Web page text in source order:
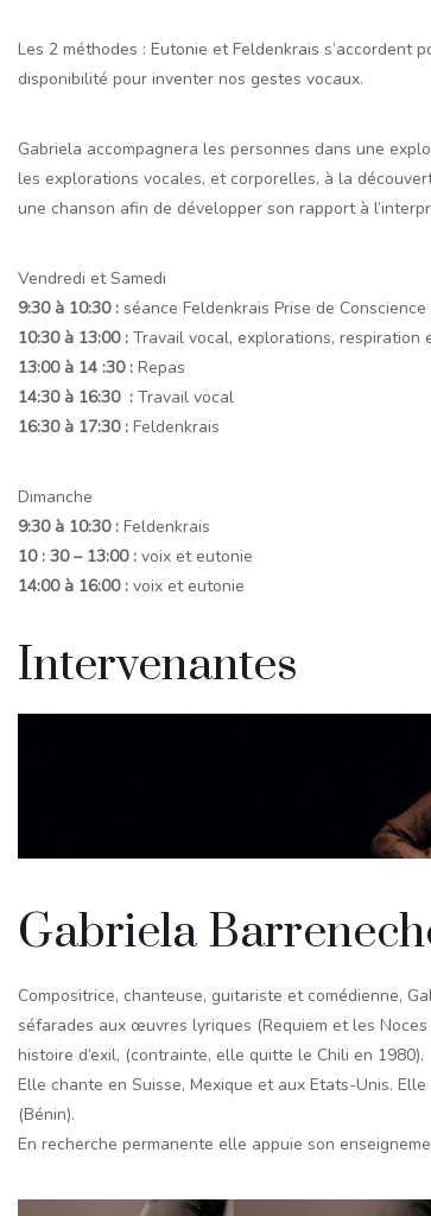
Les 2 méthodes : Eutonie et Feldenkrais s’accordent
disponibilité pour inventer nos gestes vocaux.
Gabriela accompagnera les personnes dans une
les explorations vocales, et corporelles, à la
une chanson afin de développer son rapport à
Vendredi et Samedi
9:30 à 10:30 : séance Feldenkrais Prise de
10:30 à 13:00 : Travail vocal, explorations, respiration
13:00 à 14 :30 : Repas
14:30 à 16:30 : Travail vocal
16:30 à 17:30 : Feldenkrais
Dimanche
9:30 à 10:30 : Feldenkrais
10 : 30 – 13:00 : voix et eutonie
14:00 à 16:00 : voix et eutonie
Intervenantes
Gabriela
Compositrice, chanteuse, guitariste et comédienne,
séfarades aux œuvres lyriques (Requiem et les
histoire d’exil, (contrainte, elle quitte le Chili en 1980).
Elle chante en Suisse, Mexique et aux Etats-Unis.
(Bénin).
En recherche permanente elle appuie son